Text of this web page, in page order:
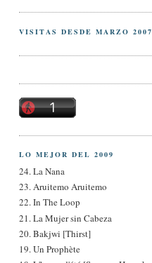
VISITAS DESDE MARZO 2007
LO MEJOR DEL 2009
24. La Nana
23. Aruitemo Aruitemo
22. In The Loop
21. La Mujer sin Cabeza
20. Bakjwi [Thirst]
19. Un Prophète